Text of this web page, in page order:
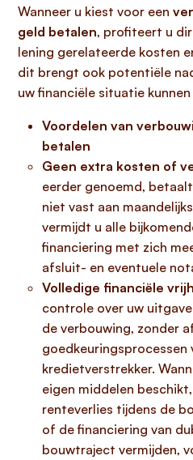
Wanneer u kiest voor een
geld betalen, profiteert u
lening gerelateerde kosten
dit brengt ook potentiële
uw financiële situatie
Voordelen van
betalen
Geen extra kosten of
eerder genoemd,
niet vast aan
vermijdt u alle
financiering met zich
afsluit- en eventuele
Volledige financiële
controle over uw
de verbouwing, zonder
goedkeuringsprocessen
kredietverstrekker.
eigen middelen
renteverlies tijdens de
of de financiering van
bouwtraject vermijden,